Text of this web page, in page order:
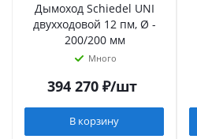
Дымоход Schiedel UNI
двухходовой 12 пм, Ø -
200/200 мм
Много
394 270₽/шт
В корзину